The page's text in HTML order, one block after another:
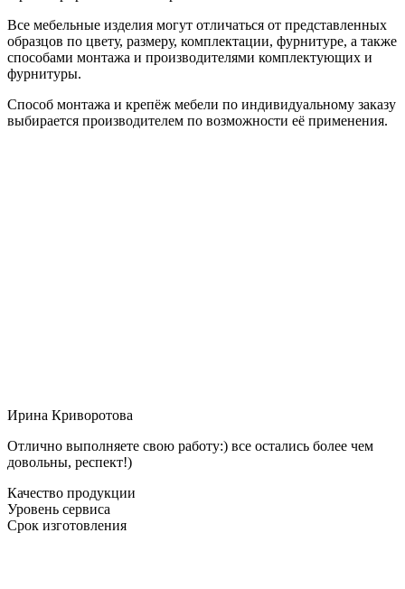
Все мебельные изделия могут отличаться от представленных
образцов по цвету, размеру, комплектации, фурнитуре, а также
способами монтажа и производителями комплектующих и
фурнитуры.
Способ монтажа и крепёж мебели по индивидуальному заказу
выбирается производителем по возможности её применения.
Ирина Криворотова
Отлично выполняете свою работу:) все остались более чем
довольны, респект!)
Качество продукции
Уровень сервиса
Срок изготовления